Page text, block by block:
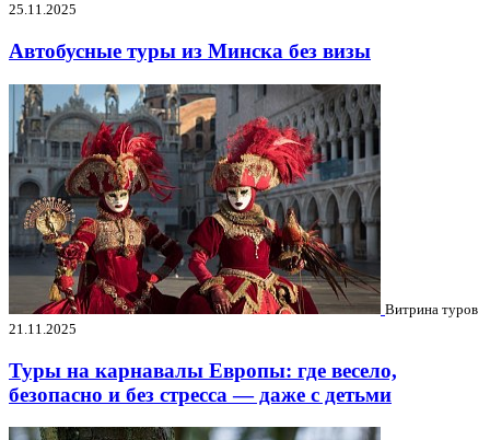
25.11.2025
Автобусные туры из Минска без визы
Витрина туров
21.11.2025
Туры на карнавалы Европы: где весело,
безопасно и без стресса — даже с детьми